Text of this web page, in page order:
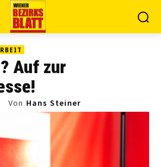
Auf zur
Von Hans Steiner